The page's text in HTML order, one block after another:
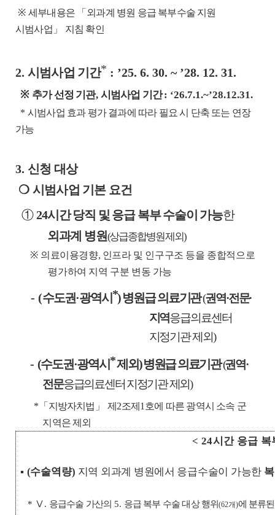
※ 세부내용은 「 외과계 병원 응급 복부수술 지원
시범사업 」 지침 확인
2. 시범사업 기간* : ’25. 6. 30. ~ ’28. 12. 31.
※ 추가 선정 기관, 시범사업 기간: ‘26.7.1.~’28.12.31.
* 시범사업 효과 평가 결과에 따라 필요 시 단축 또는 연장
가능
3. 신청 대상
❍ 시범사업 기본 요건
① 24시간 당직 및 응급 복부 수술이 가능한
외과계 병원(상급종합병원 제외)
※ 의료이용경향, 인프라 및 인구구조 등을 종합적으로
평가하여 지역 구분 변동 가능
- (수도권·광역시 *)병원급 의료기관(권역·전문·
지역응급의료센터
지정기관 제외)
- (수도권·광역시 *제외)병원급 의료기관(권역·
전문응급의료센터 지정기관 제외)
* 「 지방자치법 」 제 2조제 1 호에 따른 광역시 소속 군
지역은 제외
< 24시간 응급
▪ (수술역량) 지역 외과계 병원에서 응급수술이 가능한
* Ⅴ. 응급수술 가산의 5. 응급 복부 수술 대상 행위(62개)에 분류